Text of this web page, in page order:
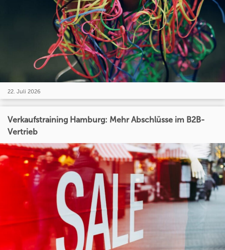
22. Juli 2026
Verkaufstraining Hamburg: Mehr Abschlüsse im B2B-
Vertrieb